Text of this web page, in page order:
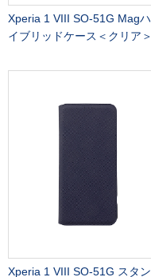
Xperia 1 VIII SO-51G Magハ
イブリッドケース＜クリア＞
Xperia 1 VIII SO-51G スタン